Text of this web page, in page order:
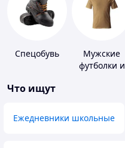
Спецобувь
Мужские
футболки и
Что ищут
Ежедневники школьные